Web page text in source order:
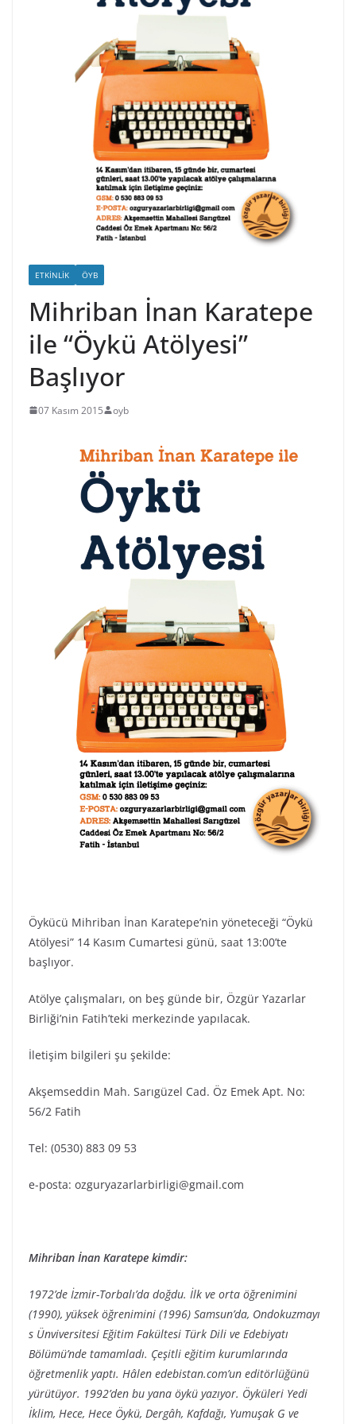
ETKINLIK ÖYB
Mihriban İnan Karatepe
ile “Öykü Atölyesi”
Başlıyor
07 Kasım 2015 oyb
Öykücü Mihriban İnan Karatepe’nin yöneteceği “Öykü
Atölyesi” 14 Kasım Cumartesi günü, saat 13:00’te
başlıyor.
Atölye çalışmaları, on beş günde bir, Özgür Yazarlar
Birliği’nin Fatih’teki merkezinde yapılacak.
İletişim bilgileri şu şekilde:
Akşemseddin Mah. Sarıgüzel Cad. Öz Emek Apt. No:
56/2 Fatih
Tel: (0530) 883 09 53
e-posta: ozguryazarlarbirligi@gmail.com
Mihriban İnan Karatepe kimdir:
1972’de İzmir-Torbalı’da doğdu. İlk ve orta öğrenimini
(1990), yüksek öğrenimini (1996) Samsun’da, Ondokuzmayı
s Ünviversitesi Eğitim Fakültesi Türk Dili ve Edebiyatı
Bölümü’nde tamamladı. Çeşitli eğitim kurumlarında
öğretmenlik yaptı. Hâlen edebistan.com’un editörlüğünü
yürütüyor. 1992’den bu yana öykü yazıyor. Öyküleri Yedi
İklim, Hece, Hece Öykü, Dergâh, Kafdağı, Yumuşak G ve